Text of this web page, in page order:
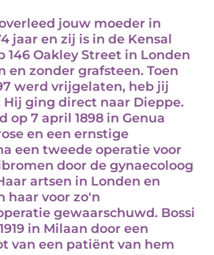
jouw moeder in
jaar en zij is in de Kensal
146 Oakley Street in Londen
en zonder grafsteen. Toen
werd vrijgelaten, heb jij
ging direct naar Dieppe.
op 7 april 1898 in Genua
en een ernstige
een tweede operatie voor
door de gynaecoloog
artsen in Londen en
haar voor zo'n
gewaarschuwd. Bossi
in Milaan door een
van een patiënt van hem